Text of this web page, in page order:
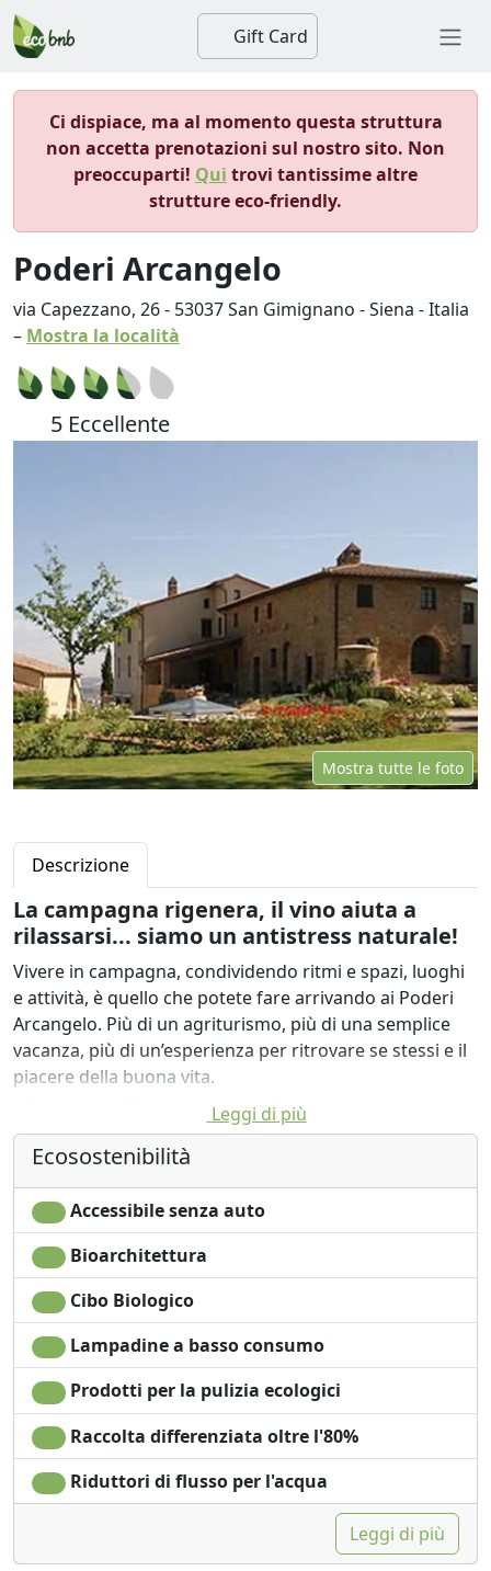
Gift Card
Ci dispiace, ma al momento questa struttura
non accetta prenotazioni sul nostro sito. Non
preoccuparti! Qui trovi tantissime altre
strutture eco-friendly.
Poderi Arcangelo
via Capezzano, 26- 53037San Gimignano -Siena -Italia
– Mostra la località
5 Eccellente
Mostra tutte le foto
Descrizione
La campagna rigenera, il vino aiuta a
rilassarsi... siamo un antistress naturale!
Vivere in campagna, condividendo ritmi e spazi, luoghi
e attività, è quello che potete fare arrivando ai Poderi
Arcangelo. Più di un agriturismo, più di una semplice
vacanza, più di un’esperienza per ritrovare se stessi e il
piacere della buona vita.
L’Agriturismo Poderi Arcangelo è tutto questo.
Nel Chianti, vicino a San Gimignano, in località
Capezzano, circondato dai 40 ettari di ulivi e vigneto
DOCG dell’azienda agricola biologica: camere, suite,
ristorante, piscine...
Leggi di più
Ecosostenibilità
Accessibile senza auto
Bioarchitettura
Cibo Biologico
Lampadine a basso consumo
Prodotti per la pulizia ecologici
Raccolta differenziata oltre l'80%
Riduttori di flusso per l'acqua
Leggi di più